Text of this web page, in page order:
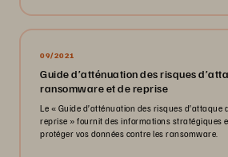
09/2021
Guide d’atténuation des risques
ransomware et de reprise
Le « Guide d’atténuation des risques d’attaque
reprise » fournit des informations stratégiques
protéger vos données contre les ransomware.